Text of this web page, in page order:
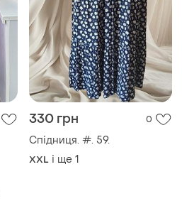
330 грн 0
Спідниця. #. 59.
XXL і ще 1